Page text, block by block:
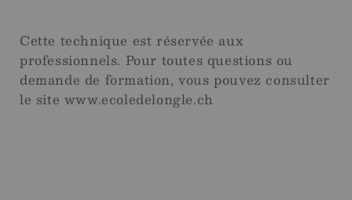
Cette technique est réservée aux
professionnels. Pour toutes questions ou
demande de formation, vous pouvez consulter
le site www.ecoledelongle.ch